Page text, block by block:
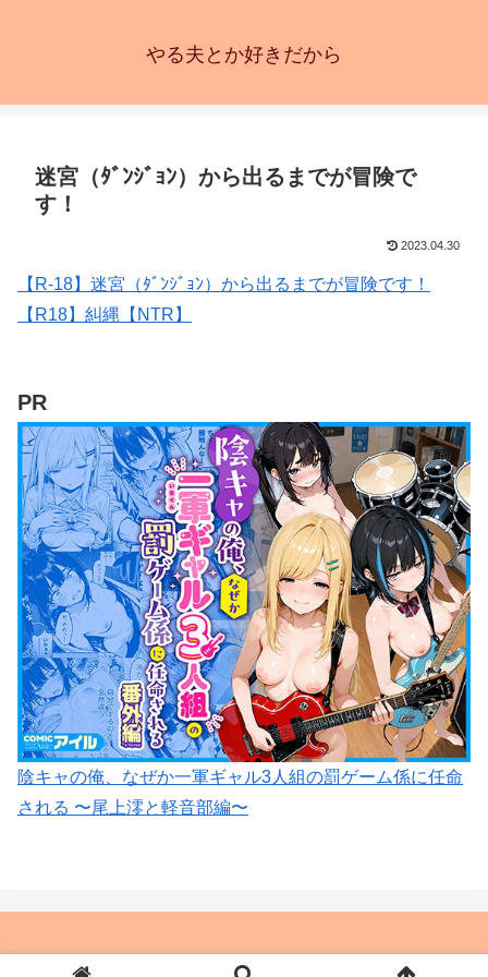
やる夫とか好きだから
迷宮（ﾀﾞﾝｼﾞｮﾝ）から出るまでが冒険で
す！
2023.04.30
【R-18】迷宮（ﾀﾞﾝｼﾞｮﾝ）から出るまでが冒険です！
【R18】糾縄【NTR】
PR
陰キャの俺、なぜか一軍ギャル3人組の罰ゲーム係に任命
される 〜尾上澪と軽音部編〜